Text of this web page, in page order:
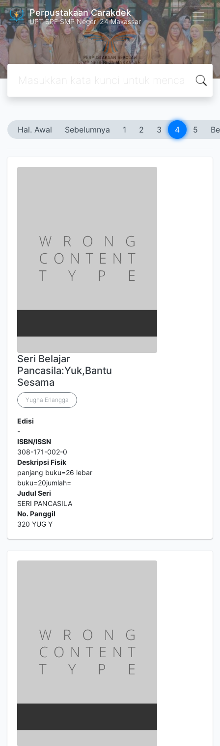
Perpustakaan Carakdek
UPT SPF SMP Negeri 24 Makassar
Hal. Awal Sebelumnya 1 2 3 4 5
Seri Belajar
Pancasila:Yuk,Bantu
Sesama
Yugha Erlangga
Edisi
-
ISBN/ISSN
308-171-002-0
Deskripsi Fisik
panjang buku=26 lebar
buku=20jumlah=
Judul Seri
SERI PANCASILA
No. Panggil
320 YUG Y